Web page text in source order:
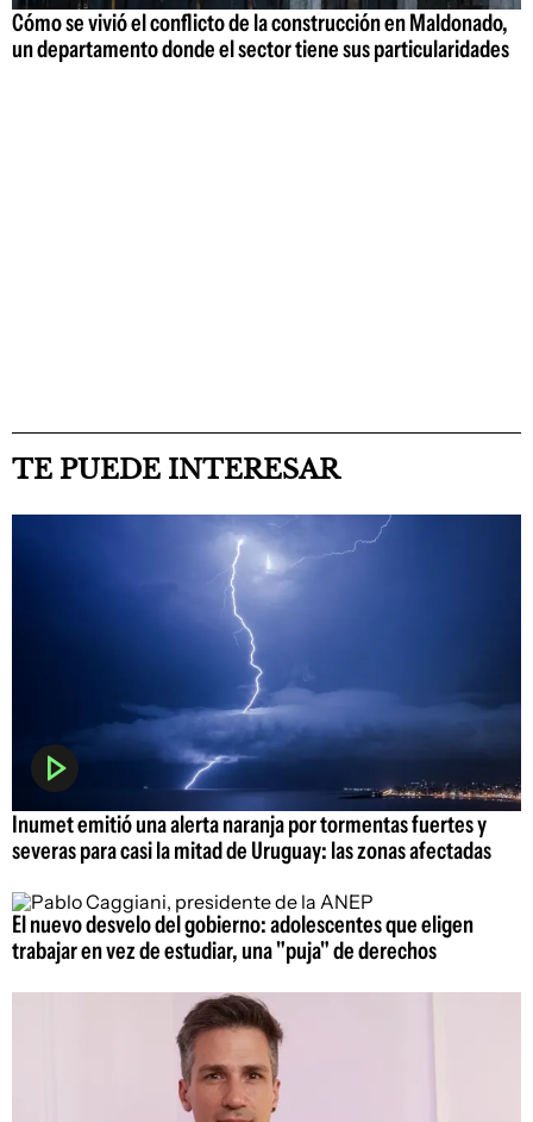
Cómo se vivió el conflicto de la construcción en Maldonado,
un departamento donde el sector tiene sus particularidades
TE PUEDE INTERESAR
Inumet emitió una alerta naranja por tormentas fuertes y
severas para casi la mitad de Uruguay: las zonas afectadas
El nuevo desvelo del gobierno: adolescentes que eligen
trabajar en vez de estudiar, una "puja" de derechos